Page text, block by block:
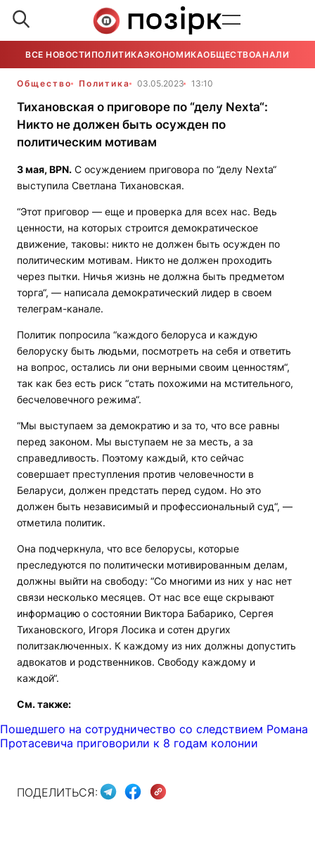
ВСЕ НОВОСТИ ПОЛИТИКАЭКОНОМИКАОБЩЕСТВОАНАЛИТИКА
Общество Политика 03.05.2023 13:10
Тихановская о приговоре по “делу Nexta“:
Никто не должен быть осужден по
политическим мотивам
3 мая, BPN. С осуждением приговора по “делу Nexta“
выступила Светлана Тихановская.
“Этот приговор — еще и проверка для всех нас. Ведь
ценности, на которых строится демократическое
движение, таковы: никто не должен быть осужден по
политическим мотивам. Никто не должен проходить
через пытки. Ничья жизнь не должна быть предметом
торга“, — написала демократический лидер в своем
телеграм-канале.
Политик попросила “каждого белоруса и каждую
белоруску быть людьми, посмотреть на себя и ответить
на вопрос, остались ли они верными своим ценностям“,
так как без есть риск “стать похожими на мстительного,
бесчеловечного режима“.
“Мы выступаем за демократию и за то, что все равны
перед законом. Мы выступаем не за месть, а за
справедливость. Поэтому каждый, кто сейчас
совершает преступления против человечности в
Беларуси, должен предстать перед судом. Но это
должен быть независимый и профессиональный суд“, —
отметила политик.
Она подчеркнула, что все белорусы, которые
преследуются по политически мотивированным делам,
должны выйти на свободу: “Со многими из них у нас нет
связи несколько месяцев. От нас все еще скрывают
информацию о состоянии Виктора Бабарико, Сергея
Тихановского, Игоря Лосика и сотен других
политзаключенных. К каждому из них должны допустить
адвокатов и родственников. Свободу каждому и
каждой“.
См. также:
Пошедшего на сотрудничество со следствием Романа
Протасевича приговорили к 8 годам колонии
ПОДЕЛИТЬСЯ: